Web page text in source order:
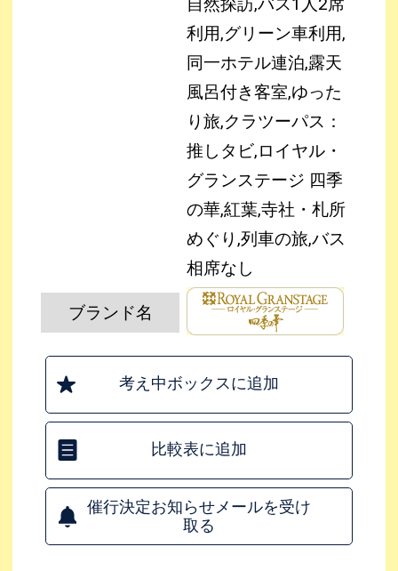
利用,グリーン車利用,
同一ホテル連泊,露天
風呂付き客室,ゆった
り旅,クラツーパス：
推しタビ,ロイヤル・
グランステージ 四季
の華,紅葉,寺社・札所
めぐり,列車の旅,バス
相席なし
ブランド名
考え中ボックスに追加
比較表に追加
催行決定お知らせメールを受け
取る